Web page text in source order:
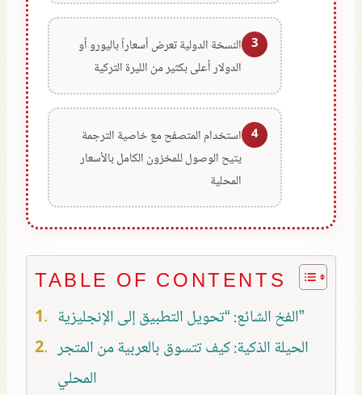
3 النسخة الدولية تعرض أسعاراً باليورو أو
الدولار أعلى بكثير من الليرة التركية
4 استخدام المتصفح مع خاصية الترجمة
يتيح الوصول للمخزون الكامل بالأسعار
المحلية
TABLE OF CONTENTS
الفخ الشائع: “تحويل التطبيق إلى الإنجليزية”
الحيلة الذكية: كيف تتسوق بالعربية من المتجر
المحلي